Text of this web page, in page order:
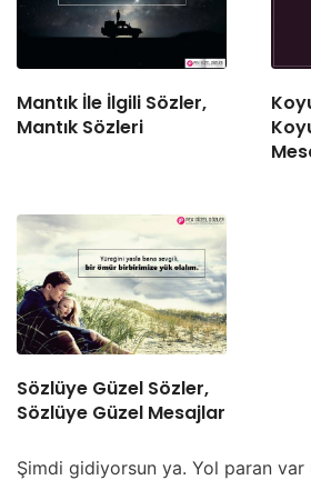
Mantık İle İlgili Sözler,
Mantık Sözleri
Sözlüye Güzel Sözler,
Sözlüye Güzel Mesajlar
Şimdi gidiyorsun ya. Yol paran var